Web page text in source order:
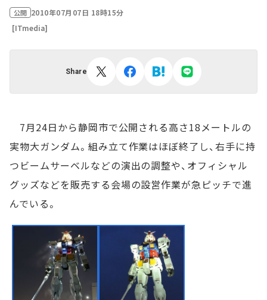
公開 2010年07月07日 18時15分
[ITmedia]
Share
7月24日から静岡市で公開される高さ18メートルの
実物大ガンダム。組み立て作業はほぼ終了し、右手に持
つビームサーベルなどの演出の調整や、オフィシャル
グッズなどを販売する会場の設営作業が急ピッチで進
んでいる。